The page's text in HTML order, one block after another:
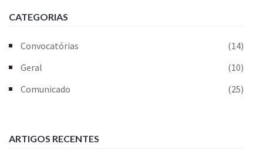
CATEGORIAS
Convocatórias
(14)
Geral
(10)
Comunicado
(25)
ARTIGOS RECENTES